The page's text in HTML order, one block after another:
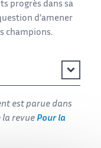
progrès dans sa
d’amener
champions.
est parue dans
la revue Pour la